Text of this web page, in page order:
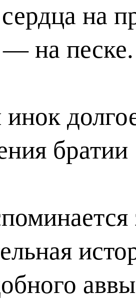
на
на песке.